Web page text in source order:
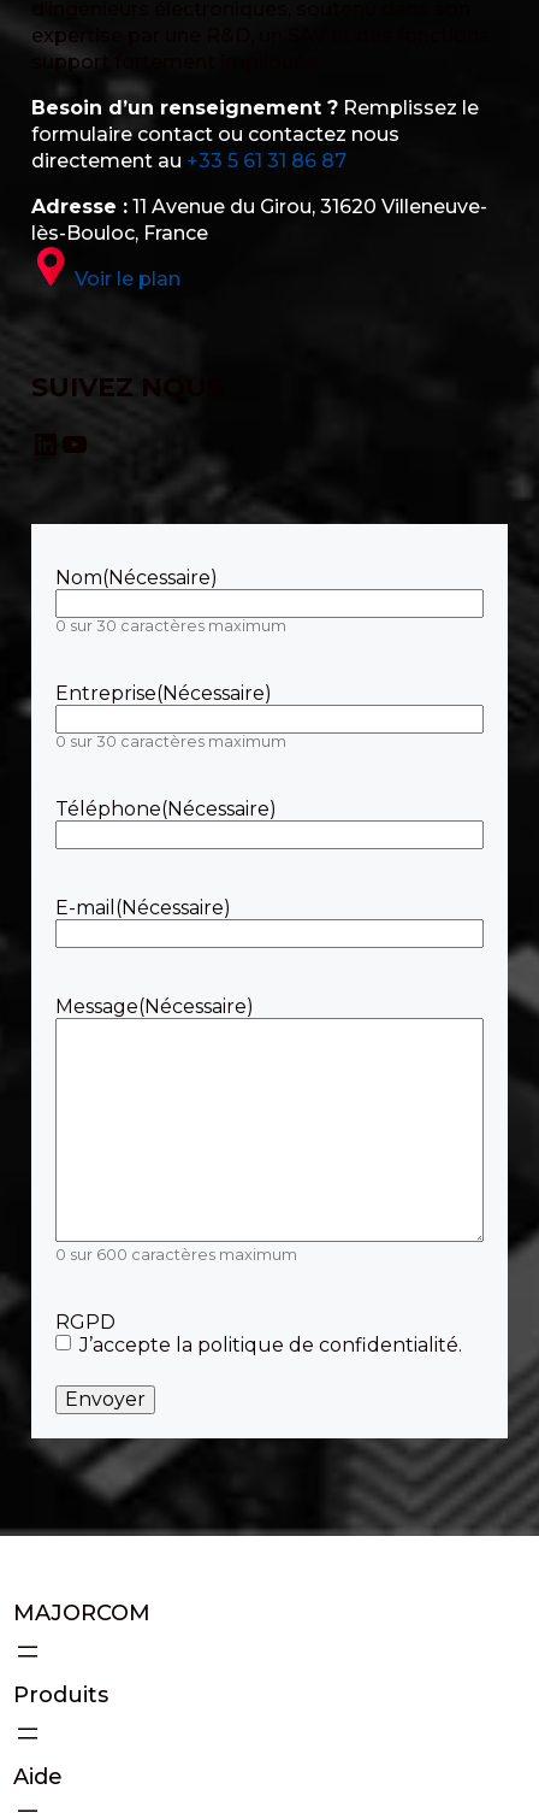
expertise par une R&D, un SAV et des fonctions
support fortement impliqués.
Besoin d’un renseignement ? Remplissez le
formulaire contact ou contactez nous
directement au +33 5 61 31 86 87
Adresse : 11 Avenue du Girou, 31620 Villeneuve-
lès-Bouloc, France
Voir le plan
SUIVEZ NOUS
YouTube
Nom(Nécessaire)
0 sur 30 caractères maximum
Entreprise(Nécessaire)
0 sur 30 caractères maximum
Téléphone(Nécessaire)
E-mail (Nécessaire)
Message(Nécessaire)
0 sur 600 caractères maximum
RGPD
J’accepte la politique de confidentialité.
MAJORCOM
Produits
Aide